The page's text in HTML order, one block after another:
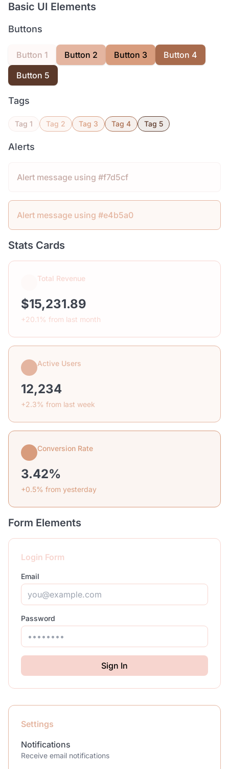
Basic UI Elements
Buttons
Button 1 Button 2 Button 3
Button 4
Button 5
Tags
Tag 1 Tag 2 Tag 3 Tag 4 Tag 5
Alerts
Alert message using #f7d5cf
Alert message using #e4b5a0
Stats Cards
Total Revenue
$15,231.89
+20.1% from last month
Active Users
12,234
+2.3% from last week
Conversion Rate
3.42%
+0.5% from yesterday
Form Elements
Login Form
Email
Password
Sign In
Settings
Notifications
Receive email notifications